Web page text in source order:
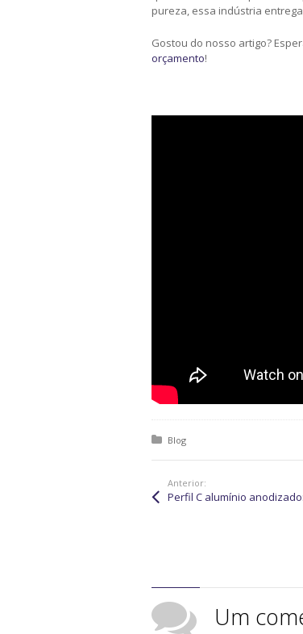
pureza, essa indústria
Gostou do nosso artigo?
orçamento!
Posted in:
Blog
Anterior:
Um